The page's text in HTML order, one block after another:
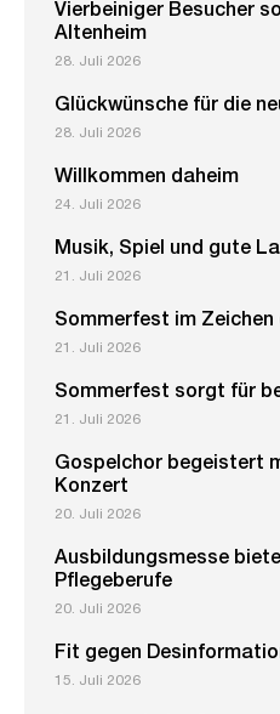
Vierbeiniger Besucher
Altenheim
28. Juli 2026
Glückwünsche für die
28. Juli 2026
Willkommen daheim
24. Juli 2026
Musik, Spiel und gute
21. Juli 2026
Sommerfest im
21. Juli 2026
Sommerfest sorgt für
21. Juli 2026
Gospelchor begeistert
Konzert
20. Juli 2026
Ausbildungsmesse
Pflegeberufe
20. Juli 2026
Fit gegen
15. Juli 2026